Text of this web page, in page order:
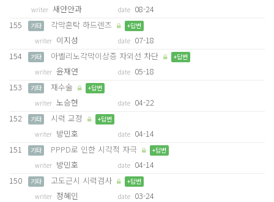
writer 새얀안과 date 08-24
155
기타 각막혼탁 하드렌즈
+답변
writer 이지성 date 07-18
154
기타 아벨리노각막이상증 자외선 차단
+답변
writer 윤재연 date 05-18
153
기타 재수술
+답변
writer 노승현 date 04-22
152
기타 시력 교정
+답변
writer 방민호 date 04-14
151
기타 PPPD로 인한 시각적 자극
+답변
writer 방민호 date 04-14
150
기타 고도근시 시력검사
+답변
writer 정혜인 date 03-24